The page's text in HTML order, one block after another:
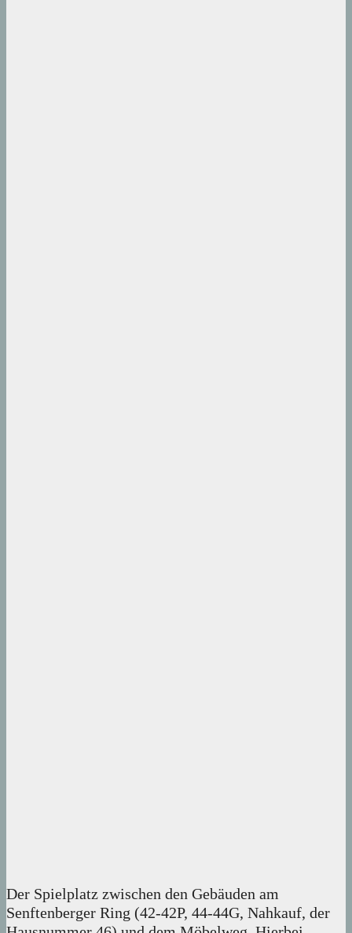
Der Spielplatz zwischen den Gebäuden am
Senftenberger Ring (42-42P, 44-44G, Nahkauf, der